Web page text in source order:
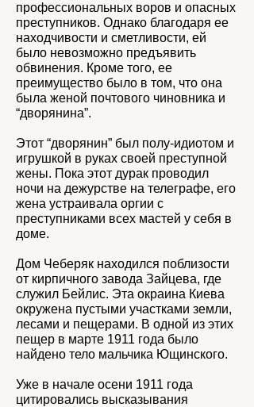
профессиональных воров и опасных
преступников. Однако благодаря ее
находчивости и сметливости, ей
было невозможно предъявить
обвинения. Кроме того, ее
преимущество было в том, что она
была женой почтового чиновника и
“дворянина”.
Этот “дворянин” был полу-идиотом и
игрушкой в руках своей преступной
жены. Пока этот дурак проводил
ночи на дежурстве на телеграфе, его
жена устраивала оргии с
преступниками всех мастей у себя в
доме.
Дом Чеберяк находился поблизости
от кирпичного завода Зайцева, где
служил Бейлис. Эта окраина Киева
окружена пустыми участками земли,
лесами и пещерами. В одной из этих
пещер в марте 1911 года было
найдено тело мальчика Ющинского.
Уже в начале осени 1911 года
цитировались высказывания